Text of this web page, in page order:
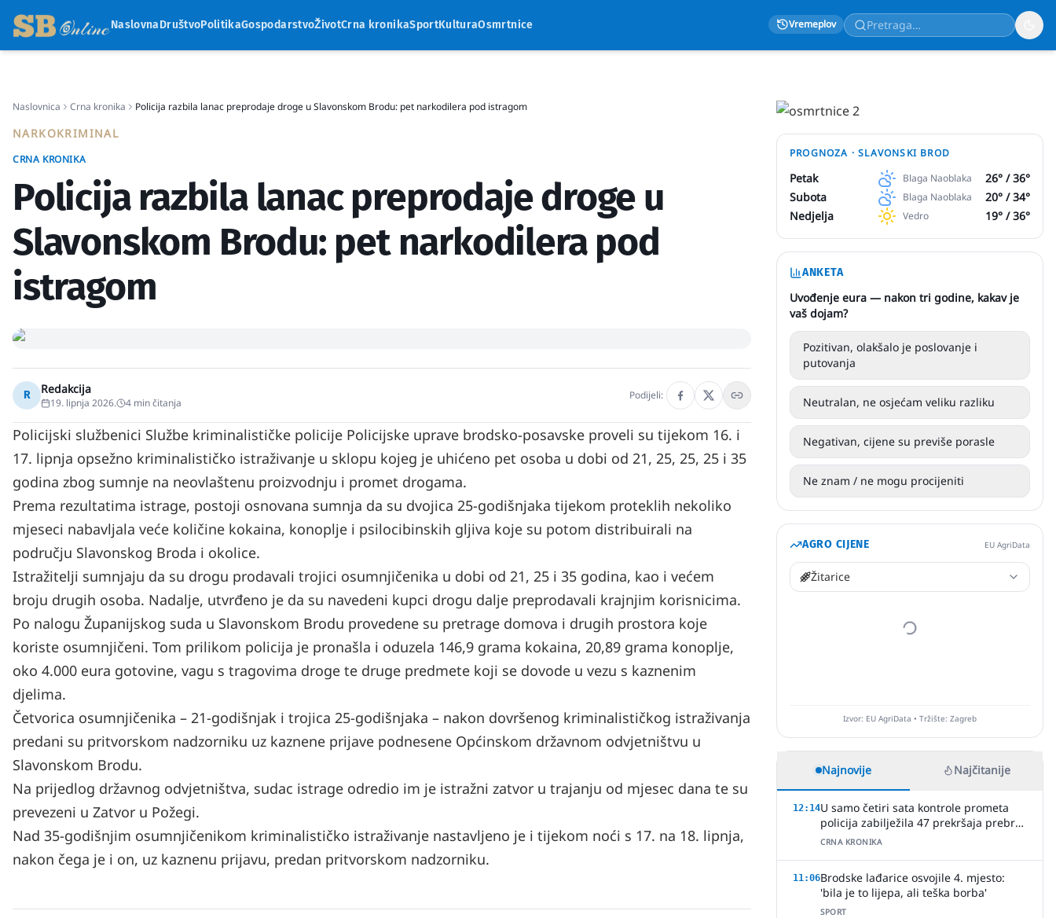
NaslovnaDruštvoPolitikaGospodarstvoŽivotCrna kronikaSportKulturaOsmrtnice Vremeplov
Naslovnica Crna kronika Policija razbila lanac preprodaje droge u Slavonskom Brodu: pet narkodilera pod istragom
NARKOKRIMINAL
CRNA KRONIKA
Policija razbila lanac preprodaje droge u
Slavonskom Brodu: pet narkodilera pod
istragom
R Redakcija
19. lipnja 2026. 4 min čitanja
Podijeli:
Policijski službenici Službe kriminalističke policije Policijske uprave brodsko-posavske proveli su tijekom 16. i
17. lipnja opsežno kriminalističko istraživanje u sklopu kojeg je uhićeno pet osoba u dobi od 21, 25, 25, 25 i 35
godina zbog sumnje na neovlaštenu proizvodnju i promet drogama.
Prema rezultatima istrage, postoji osnovana sumnja da su dvojica 25-godišnjaka tijekom proteklih nekoliko
mjeseci nabavljala veće količine kokaina, konoplje i psilocibinskih gljiva koje su potom distribuirali na
području Slavonskog Broda i okolice.
Istražitelji sumnjaju da su drogu prodavali trojici osumnjičenika u dobi od 21, 25 i 35 godina, kao i većem
broju drugih osoba. Nadalje, utvrđeno je da su navedeni kupci drogu dalje preprodavali krajnjim korisnicima.
Po nalogu Županijskog suda u Slavonskom Brodu provedene su pretrage domova i drugih prostora koje
koriste osumnjičeni. Tom prilikom policija je pronašla i oduzela 146,9 grama kokaina, 20,89 grama konoplje,
oko 4.000 eura gotovine, vagu s tragovima droge te druge predmete koji se dovode u vezu s kaznenim
djelima.
Četvorica osumnjičenika – 21-godišnjak i trojica 25-godišnjaka – nakon dovršenog kriminalističkog istraživanja
predani su pritvorskom nadzorniku uz kaznene prijave podnesene Općinskom državnom odvjetništvu u
Slavonskom Brodu.
Na prijedlog državnog odvjetništva, sudac istrage odredio im je istražni zatvor u trajanju od mjesec dana te su
prevezeni u Zatvor u Požegi.
Nad 35-godišnjim osumnjičenikom kriminalističko istraživanje nastavljeno je i tijekom noći s 17. na 18. lipnja,
nakon čega je i on, uz kaznenu prijavu, predan pritvorskom nadzorniku.
PROGNOZA ·SLAVONSKI BROD
Petak Blaga Naoblaka 26° /36°
Subota
Blaga Naoblaka 20° /34°
Nedjelja
Vedro 19° /36°
ANKETA
Uvođenje eura — nakon tri godine, kakav je
vaš dojam?
Pozitivan, olakšalo je poslovanje i
putovanja
Neutralan, ne osjećam veliku razliku
Negativan, cijene su previše porasle
Ne znam / ne mogu procijeniti
AGRO CIJENE EU AgriData
Žitarice
Izvor: EU AgriData • Tržište: Zagreb
Najnovije Najčitanije
12:14U samo četiri sata kontrole prometa
policija zabilježila 47 prekršaja prebrze
vožnje
CRNA KRONIKA
11:06Brodske lađarice osvojile 4. mjesto:
'bila je to lijepa, ali teška borba'
SPORT